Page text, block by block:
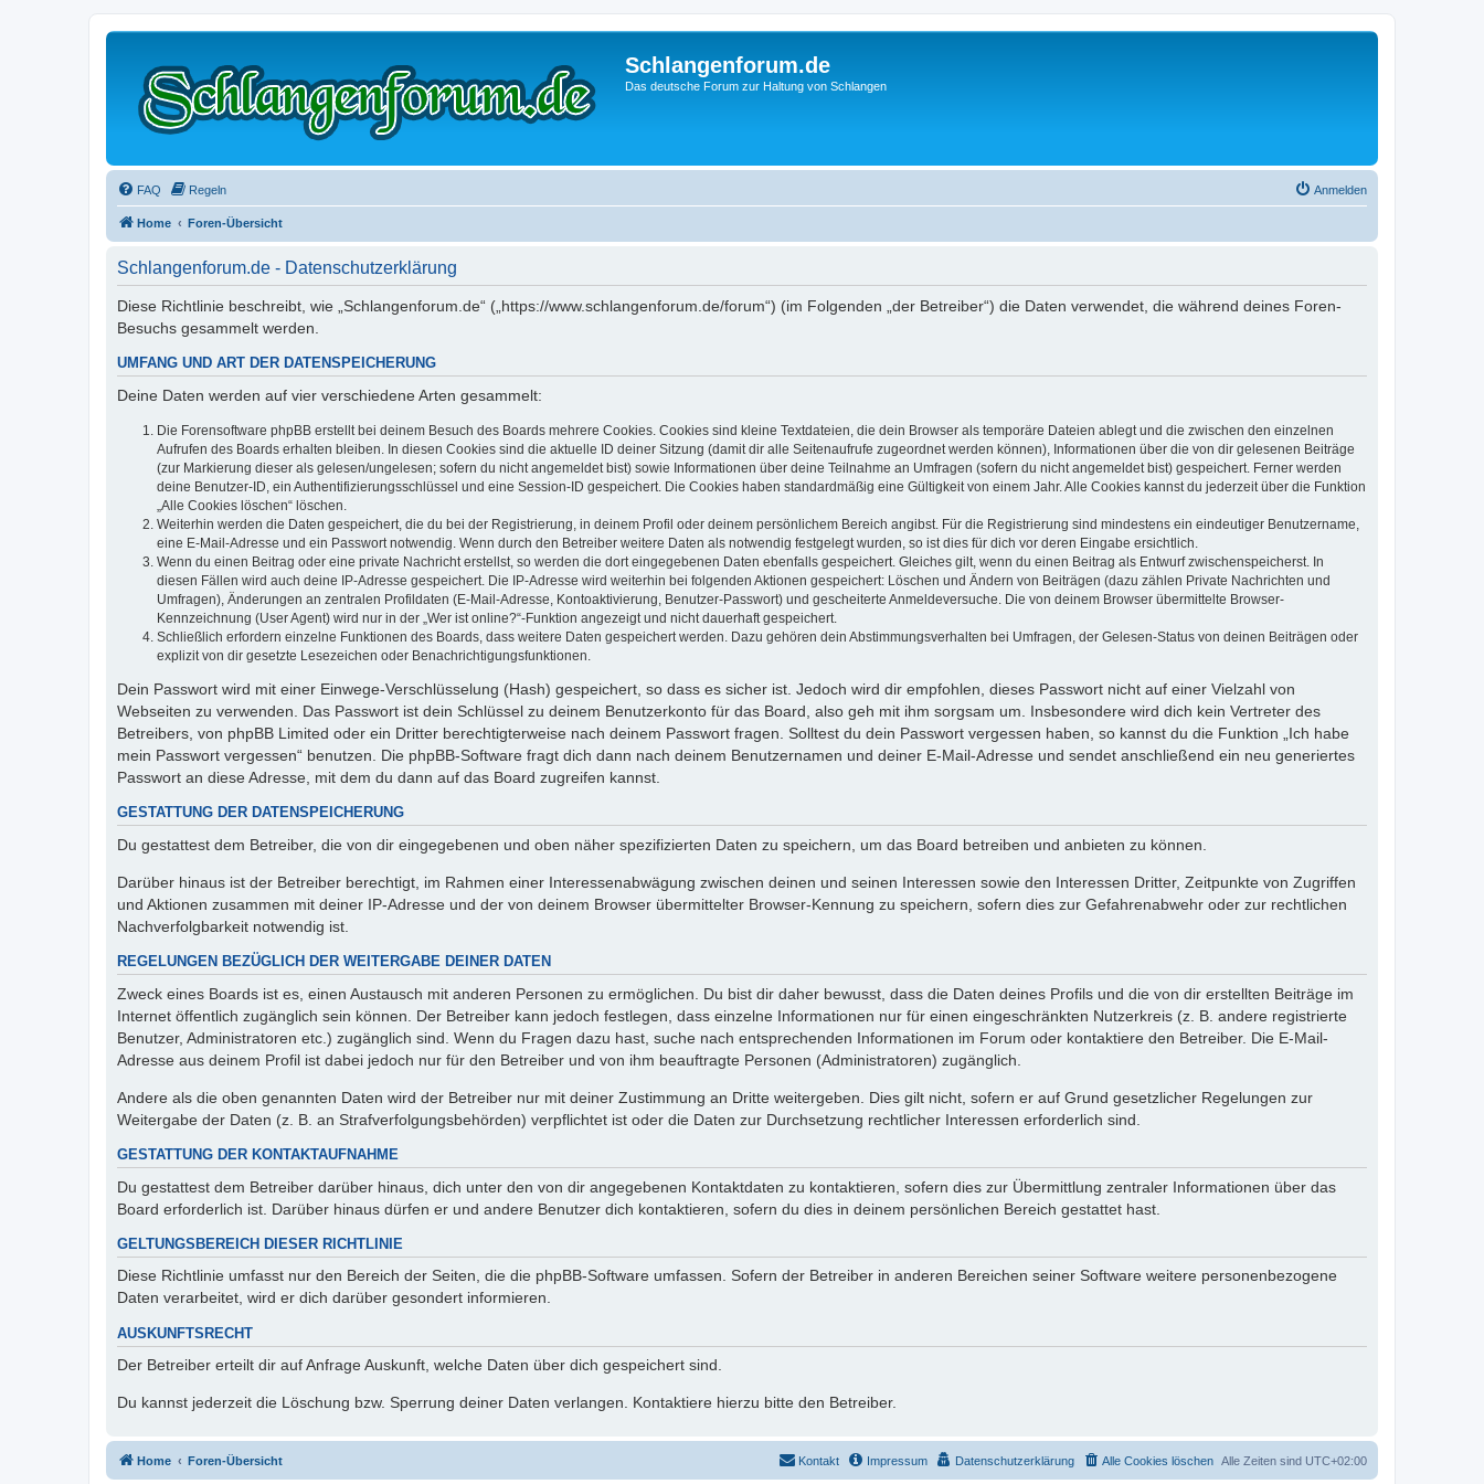
Schlangenforum.de
Das deutsche Forum zur Haltung von Schlangen
FAQ Regeln Anmelden
Home Foren-Übersicht
Schlangenforum.de - Datenschutzerklärung
Diese Richtlinie beschreibt, wie „Schlangenforum.de“ („https://www.schlangenforum.de/forum“) (im Folgenden „der Betreiber“) die Daten verwendet, die während deines Foren-
Besuchs gesammelt werden.
UMFANG UND ART DER DATENSPEICHERUNG
Deine Daten werden auf vier verschiedene Arten gesammelt:
Die Forensoftware phpBB erstellt bei deinem Besuch des Boards mehrere Cookies. Cookies sind kleine Textdateien, die dein Browser als temporäre Dateien ablegt und die zwischen den einzelnen
Aufrufen des Boards erhalten bleiben. In diesen Cookies sind die aktuelle ID deiner Sitzung (damit dir alle Seitenaufrufe zugeordnet werden können), Informationen über die von dir gelesenen Beiträge
(zur Markierung dieser als gelesen/ungelesen; sofern du nicht angemeldet bist) sowie Informationen über deine Teilnahme an Umfragen (sofern du nicht angemeldet bist) gespeichert. Ferner werden
deine Benutzer-ID, ein Authentifizierungsschlüssel und eine Session-ID gespeichert. Die Cookies haben standardmäßig eine Gültigkeit von einem Jahr. Alle Cookies kannst du jederzeit über die Funktion
„Alle Cookies löschen“ löschen.
Weiterhin werden die Daten gespeichert, die du bei der Registrierung, in deinem Profil oder deinem persönlichem Bereich angibst. Für die Registrierung sind mindestens ein eindeutiger Benutzername,
eine E-Mail-Adresse und ein Passwort notwendig. Wenn durch den Betreiber weitere Daten als notwendig festgelegt wurden, so ist dies für dich vor deren Eingabe ersichtlich.
Wenn du einen Beitrag oder eine private Nachricht erstellst, so werden die dort eingegebenen Daten ebenfalls gespeichert. Gleiches gilt, wenn du einen Beitrag als Entwurf zwischenspeicherst. In
diesen Fällen wird auch deine IP-Adresse gespeichert. Die IP-Adresse wird weiterhin bei folgenden Aktionen gespeichert: Löschen und Ändern von Beiträgen (dazu zählen Private Nachrichten und
Umfragen), Änderungen an zentralen Profildaten (E-Mail-Adresse, Kontoaktivierung, Benutzer-Passwort) und gescheiterte Anmeldeversuche. Die von deinem Browser übermittelte Browser-
Kennzeichnung (User Agent) wird nur in der „Wer ist online?“-Funktion angezeigt und nicht dauerhaft gespeichert.
Schließlich erfordern einzelne Funktionen des Boards, dass weitere Daten gespeichert werden. Dazu gehören dein Abstimmungsverhalten bei Umfragen, der Gelesen-Status von deinen Beiträgen oder
explizit von dir gesetzte Lesezeichen oder Benachrichtigungsfunktionen.
Dein Passwort wird mit einer Einwege-Verschlüsselung (Hash) gespeichert, so dass es sicher ist. Jedoch wird dir empfohlen, dieses Passwort nicht auf einer Vielzahl von
Webseiten zu verwenden. Das Passwort ist dein Schlüssel zu deinem Benutzerkonto für das Board, also geh mit ihm sorgsam um. Insbesondere wird dich kein Vertreter des
Betreibers, von phpBB Limited oder ein Dritter berechtigterweise nach deinem Passwort fragen. Solltest du dein Passwort vergessen haben, so kannst du die Funktion „Ich habe
mein Passwort vergessen“ benutzen. Die phpBB-Software fragt dich dann nach deinem Benutzernamen und deiner E-Mail-Adresse und sendet anschließend ein neu generiertes
Passwort an diese Adresse, mit dem du dann auf das Board zugreifen kannst.
GESTATTUNG DER DATENSPEICHERUNG
Du gestattest dem Betreiber, die von dir eingegebenen und oben näher spezifizierten Daten zu speichern, um das Board betreiben und anbieten zu können.
Darüber hinaus ist der Betreiber berechtigt, im Rahmen einer Interessenabwägung zwischen deinen und seinen Interessen sowie den Interessen Dritter, Zeitpunkte von Zugriffen
und Aktionen zusammen mit deiner IP-Adresse und der von deinem Browser übermittelter Browser-Kennung zu speichern, sofern dies zur Gefahrenabwehr oder zur rechtlichen
Nachverfolgbarkeit notwendig ist.
REGELUNGEN BEZÜGLICH DER WEITERGABE DEINER DATEN
Zweck eines Boards ist es, einen Austausch mit anderen Personen zu ermöglichen. Du bist dir daher bewusst, dass die Daten deines Profils und die von dir erstellten Beiträge im
Internet öffentlich zugänglich sein können. Der Betreiber kann jedoch festlegen, dass einzelne Informationen nur für einen eingeschränkten Nutzerkreis (z. B. andere registrierte
Benutzer, Administratoren etc.) zugänglich sind. Wenn du Fragen dazu hast, suche nach entsprechenden Informationen im Forum oder kontaktiere den Betreiber. Die E-Mail-
Adresse aus deinem Profil ist dabei jedoch nur für den Betreiber und von ihm beauftragte Personen (Administratoren) zugänglich.
Andere als die oben genannten Daten wird der Betreiber nur mit deiner Zustimmung an Dritte weitergeben. Dies gilt nicht, sofern er auf Grund gesetzlicher Regelungen zur
Weitergabe der Daten (z. B. an Strafverfolgungsbehörden) verpflichtet ist oder die Daten zur Durchsetzung rechtlicher Interessen erforderlich sind.
GESTATTUNG DER KONTAKTAUFNAHME
Du gestattest dem Betreiber darüber hinaus, dich unter den von dir angegebenen Kontaktdaten zu kontaktieren, sofern dies zur Übermittlung zentraler Informationen über das
Board erforderlich ist. Darüber hinaus dürfen er und andere Benutzer dich kontaktieren, sofern du dies in deinem persönlichen Bereich gestattet hast.
GELTUNGSBEREICH DIESER RICHTLINIE
Diese Richtlinie umfasst nur den Bereich der Seiten, die die phpBB-Software umfassen. Sofern der Betreiber in anderen Bereichen seiner Software weitere personenbezogene
Daten verarbeitet, wird er dich darüber gesondert informieren.
AUSKUNFTSRECHT
Der Betreiber erteilt dir auf Anfrage Auskunft, welche Daten über dich gespeichert sind.
Du kannst jederzeit die Löschung bzw. Sperrung deiner Daten verlangen. Kontaktiere hierzu bitte den Betreiber.
Home Foren-Übersicht Alle Zeiten sind UTC+02:00
Alle Cookies löschen
Datenschutzerklärung
Impressum
Kontakt